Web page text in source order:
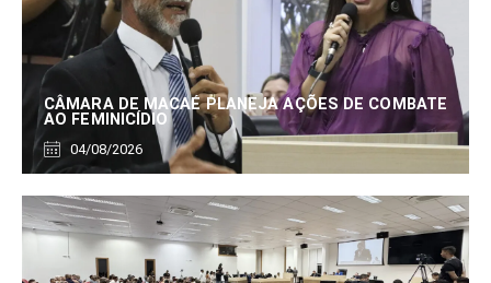
CÂMARA DE MACAÉ PLANEJA AÇÕES DE COMBATE
AO FEMINICÍDIO
04/08/2026